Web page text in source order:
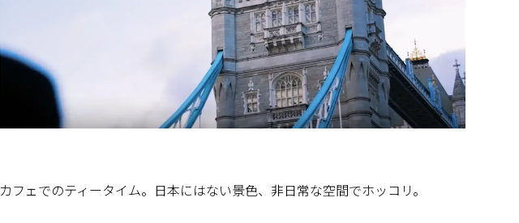
カフェでのティータイム。日本にはない景色、非日常な空間でホッコリ。